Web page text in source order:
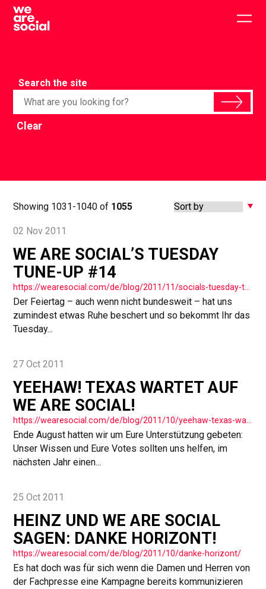
Skip
content
Search the site
Clear
Showing 1031-1040 of 1055
02 Nov 2011
WE ARE SOCIAL’S TUESDAY
TUNE-UP #14
Der Feiertag – auch wenn nicht bundesweit – hat uns
zumindest etwas Ruhe beschert und so bekommt Ihr das
Tuesday...
27 Oct 2011
YEEHAW! TEXAS WARTET AUF
WE ARE SOCIAL!
Ende August hatten wir um Eure Unterstützung gebeten:
Unser Wissen und Eure Votes sollten uns helfen, im
nächsten Jahr einen...
25 Oct 2011
HEINZ UND WE ARE SOCIAL
SAGEN: DANKE HORIZONT!
https://wearesocial.com/de/blog/2011/10/danke-horizont/
Es hat doch was für sich wenn die Damen und Herren von
der Fachpresse eine Kampagne bereits kommunizieren